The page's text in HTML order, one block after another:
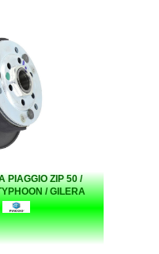
PIAGGIO ZIP 50 /
/ GILERA